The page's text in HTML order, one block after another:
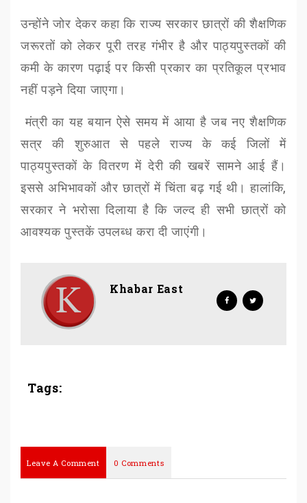
उन्होंने जोर देकर कहा कि राज्य सरकार छात्रों की शैक्षणिक
जरूरतों को लेकर पूरी तरह गंभीर है और पाठ्यपुस्तकों की
कमी के कारण पढ़ाई पर किसी प्रकार का प्रतिकूल प्रभाव
नहीं पड़ने दिया जाएगा।
मंत्री का यह बयान ऐसे समय में आया है जब नए शैक्षणिक
सत्र की शुरुआत से पहले राज्य के कई जिलों में
पाठ्यपुस्तकों के वितरण में देरी की खबरें सामने आई हैं।
इससे अभिभावकों और छात्रों में चिंता बढ़ गई थी। हालांकि,
सरकार ने भरोसा दिलाया है कि जल्द ही सभी छात्रों को
आवश्यक पुस्तकें उपलब्ध करा दी जाएंगी।
Khabar East
Tags:
Leave A Comment 0 Comments